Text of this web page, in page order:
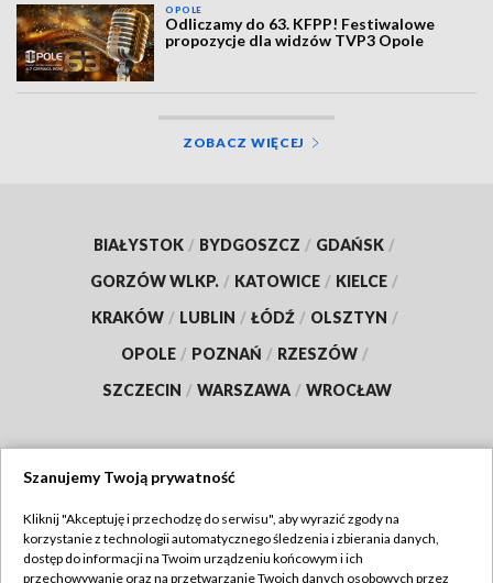
OPOLE
Odliczamy do 63. KFPP! Festiwalowe
propozycje dla widzów TVP3 Opole
ZOBACZ WIĘCEJ
BIAŁYSTOK / BYDGOSZCZ / GDAŃSK /
GORZÓW WLKP. / KATOWICE / KIELCE /
KRAKÓW / LUBLIN / ŁÓDŹ / OLSZTYN /
OPOLE / POZNAŃ / RZESZÓW /
SZCZECIN / WARSZAWA / WROCŁAW
TVP
Szanujemy Twoją prywatność
Kliknij "Akceptuję i przechodzę do serwisu", aby wyrazić zgody na
korzystanie z technologii automatycznego śledzenia i zbierania danych,
dostęp do informacji na Twoim urządzeniu końcowym i ich
przechowywanie oraz na przetwarzanie Twoich danych osobowych przez